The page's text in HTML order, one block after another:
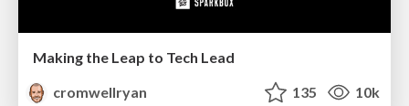
Making the Leap to Tech Lead
cromwellryan
135 10k